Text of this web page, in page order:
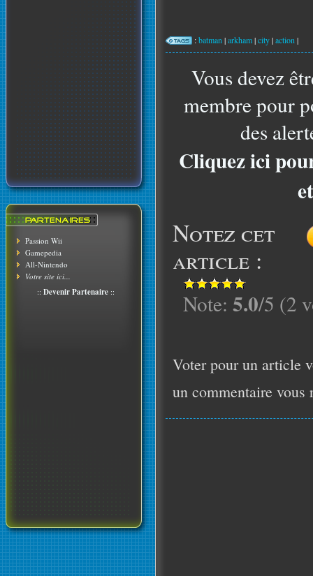
Passion Wii
Gamepedia
All-Nintendo
Votre site ici...
:: Devenir Partenaire ::
:batman |arkham|city|action |
Vous devez
membre pour
des
Cliquez ici
Notez cet
article :
Note: 5.0/5 (2
Voter pour un article
un commentaire vous